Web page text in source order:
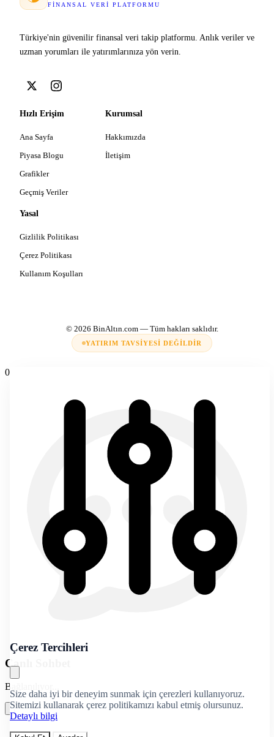
FINANSAL VERI PLATFORMU
Türkiye'nin güvenilir finansal veri takip platformu. Anlık veriler ve
uzman yorumları ile yatırımlarınıza yön verin.
Hızlı Erişim
Ana Sayfa
Piyasa Blogu
Grafikler
Geçmiş Veriler
Kurumsal
Hakkımızda
İletişim
Yasal
Gizlilik Politikası
Çerez Politikası
Kullanım Koşulları
© 2026 BinAltın.com— Tüm hakları saklıdır.
YATIRIM TAVSIYESI DEĞILDIR
Çerez Tercihleri
Size daha iyi bir deneyim sunmak için çerezleri kullanıyoruz.
Sitemizi kullanarak çerez politikamızı kabul etmiş olursunuz.
Detaylı bilgi
0
Canlı Sohbet
Bağlanılıyor...